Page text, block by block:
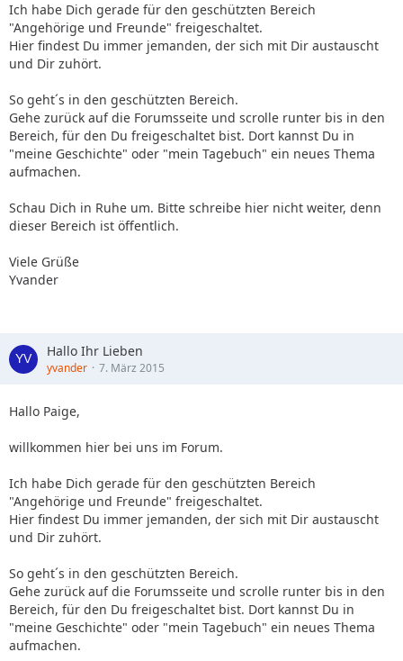
Ich habe Dich gerade für den geschützten Bereich
"Angehörige und Freunde" freigeschaltet.
Hier findest Du immer jemanden, der sich mit Dir austauscht
und Dir zuhört.
So geht´s in den geschützten Bereich.
Gehe zurück auf die Forumsseite und scrolle runter bis in den
Bereich, für den Du freigeschaltet bist. Dort kannst Du in
"meine Geschichte" oder "mein Tagebuch" ein neues Thema
aufmachen.
Schau Dich in Ruhe um. Bitte schreibe hier nicht weiter, denn
dieser Bereich ist öffentlich.
Viele Grüße
Yvander
Hallo Ihr Lieben
yvander 7. März 2015
Hallo Paige,
willkommen hier bei uns im Forum.
Ich habe Dich gerade für den geschützten Bereich
"Angehörige und Freunde" freigeschaltet.
Hier findest Du immer jemanden, der sich mit Dir austauscht
und Dir zuhört.
So geht´s in den geschützten Bereich.
Gehe zurück auf die Forumsseite und scrolle runter bis in den
Bereich, für den Du freigeschaltet bist. Dort kannst Du in
"meine Geschichte" oder "mein Tagebuch" ein neues Thema
aufmachen.